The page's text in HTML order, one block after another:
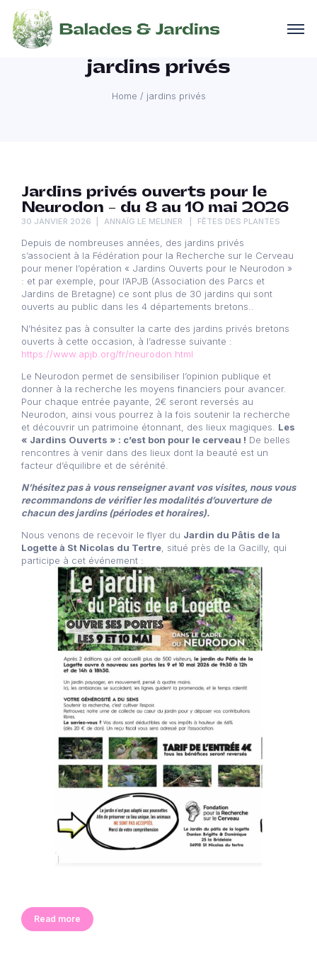
jardins privés
Home / jardins privés
Jardins privés ouverts pour le
Neurodon – du 8 au 10 mai 2026
30 JANVIER 2026 ANNAÏG LE MELINER FÊTES DES PLANTES
Depuis de nombreuses années, des jardins privés
s’associent à la Fédération pour la Recherche sur le Cerveau
pour mener l’opération « Jardins Ouverts pour le Neurodon »
: et par exemple, pour l’APJB (Association des Parcs et
Jardins de Bretagne) ce sont plus de 30 jardins qui sont
ouverts au public dans les 4 départements bretons..
N’hésitez pas à consulter la carte des jardins privés bretons
ouverts à cette occasion, à l’adresse suivante :
https://www.apjb.org/fr/neurodon.html
Le Neurodon permet de sensibiliser l’opinion publique et
donner à la recherche les moyens financiers pour avancer.
Pour chaque entrée payante, 2€ seront reversés au
Neurodon, ainsi vous pourrez à la fois soutenir la recherche
et découvrir un patrimoine étonnant, des lieux magiques. Les
« Jardins Ouverts » : c’est bon pour le cerveau ! De belles
rencontres à venir dans des lieux dont la beauté est un
facteur d’équilibre et de sérénité.
N’hésitez pas à vous renseigner avant vos visites, nous vous
recommandons de vérifier les modalités d’ouverture de
chacun des jardins (périodes et horaires).
Nous venons de recevoir le flyer du Jardin du Pâtis de la
Logette à St Nicolas du Tertre , situé près de la Gacilly, qui
participe à cet événement :
Read more